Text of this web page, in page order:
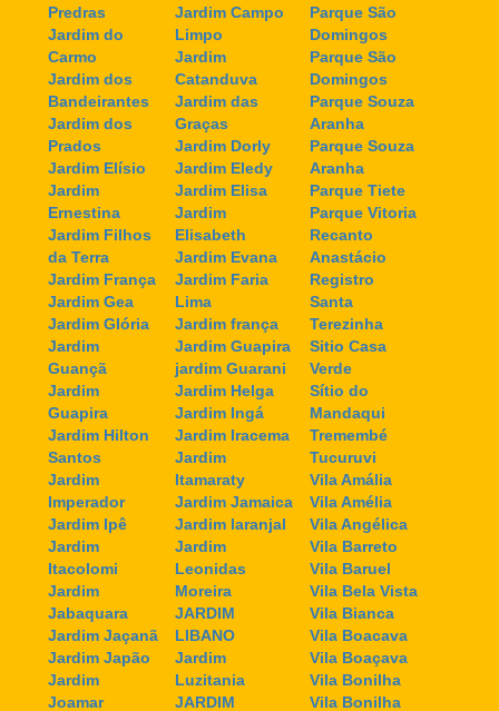
Predras
Jardim do
Carmo
Jardim dos
Bandeirantes
Jardim dos
Prados
Jardim Elísio
Jardim
Ernestina
Jardim Filhos
da Terra
Jardim França
Jardim Gea
Jardim Glória
Jardim
Guançã
Jardim
Guapira
Jardim Hilton
Santos
Jardim
Imperador
Jardim Ipê
Jardim
Itacolomi
Jardim
Jabaquara
Jardim Jaçanã
Jardim Japão
Jardim
Joamar
Jardim Campo
Limpo
Jardim
Catanduva
Jardim das
Graças
Jardim Dorly
Jardim Eledy
Jardim Elisa
Jardim
Elisabeth
Jardim Evana
Jardim Faria
Lima
Jardim frança
Jardim Guapira
jardim Guarani
Jardim Helga
Jardim Ingá
Jardim Iracema
Jardim
Itamaraty
Jardim Jamaica
Jardim laranjal
Jardim
Leonidas
Moreira
JARDIM
LIBANO
Jardim
Luzitania
JARDIM
Parque São
Domingos
Parque São
Domingos
Parque Souza
Aranha
Parque Souza
Aranha
Parque Tiete
Parque Vitoria
Recanto
Anastácio
Registro
Santa
Terezinha
Sitio Casa
Verde
Sítio do
Mandaqui
Tremembé
Tucuruvi
Vila Amália
Vila Amélia
Vila Angélica
Vila Barreto
Vila Baruel
Vila Bela Vista
Vila Bianca
Vila Boacava
Vila Boaçava
Vila Bonilha
Vila Bonilha